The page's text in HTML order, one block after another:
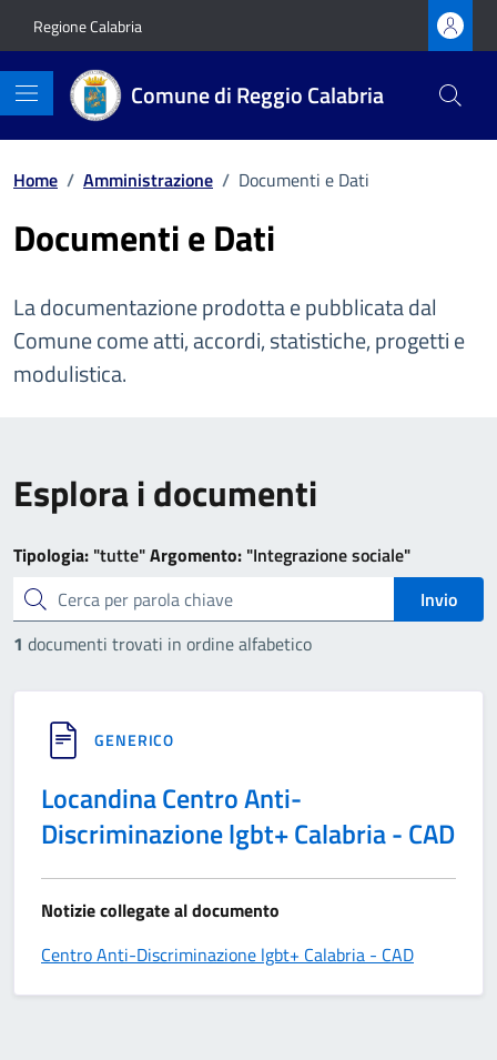
Regione Calabria
Comune di Reggio Calabria
Home / Amministrazione / Documenti e Dati
Documenti e Dati
La documentazione prodotta e pubblicata dal
Comune come atti, accordi, statistiche, progetti e
modulistica.
Esplora i documenti
Tipologia: "tutte"Argomento: "Integrazione sociale"
cerca
Invio
1 documenti trovati in ordine alfabetico
GENERICO
Locandina Centro Anti-
Discriminazione lgbt+ Calabria - CAD
Notizie collegate al documento
Centro Anti-Discriminazione lgbt+ Calabria - CAD